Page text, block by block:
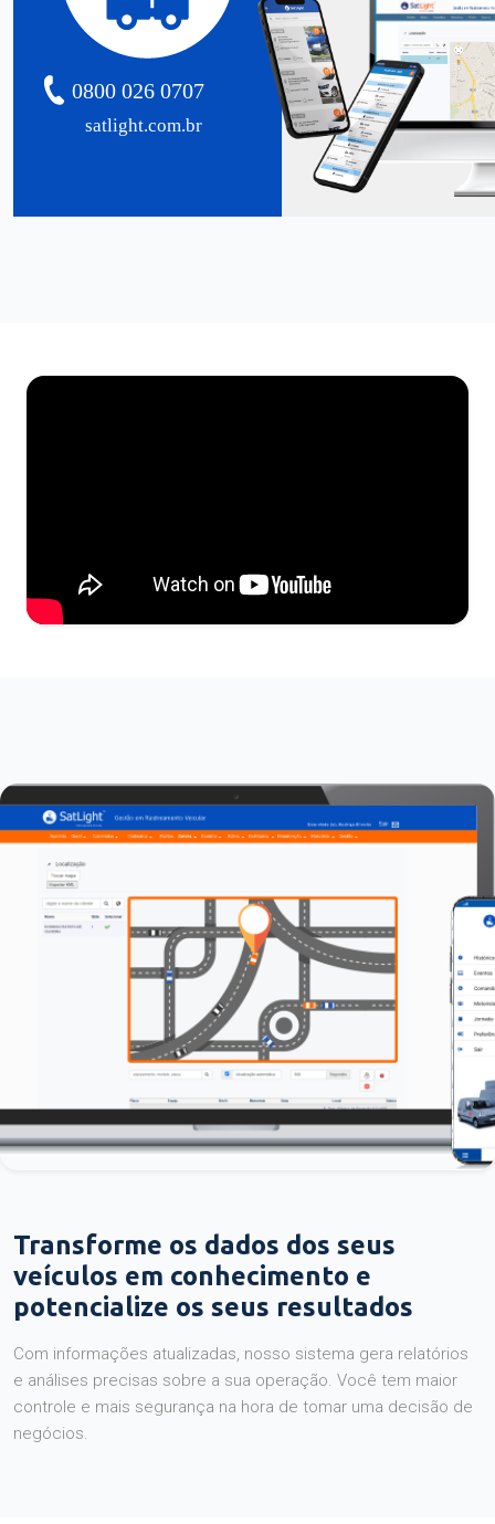
satlight.com.br
0800 026 0707
Transforme os dados dos seus
veículos em conhecimento e
potencialize os seus resultados
Com informações atualizadas, nosso sistema gera relatórios
e análises precisas sobre a sua operação. Você tem maior
controle e mais segurança na hora de tomar uma decisão de
negócios.